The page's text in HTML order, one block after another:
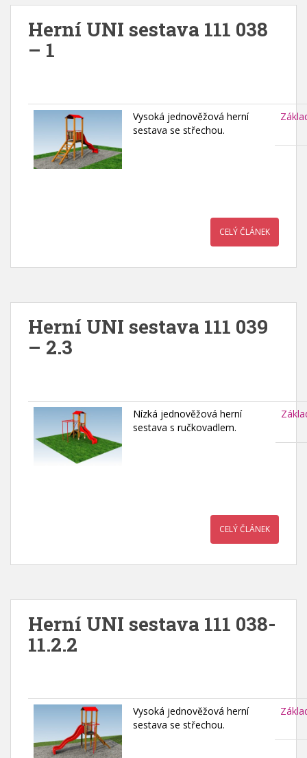
Herní UNI sestava 111 038
– 1
Vysoká jednověžová herní
sestava se střechou.
CELÝ ČLÁNEK
Herní UNI sestava 111 039
– 2.3
Nízká jednověžová herní
sestava s ručkovadlem.
CELÝ ČLÁNEK
Herní UNI sestava 111 038-
11.2.2
Vysoká jednověžová herní
sestava se střechou.